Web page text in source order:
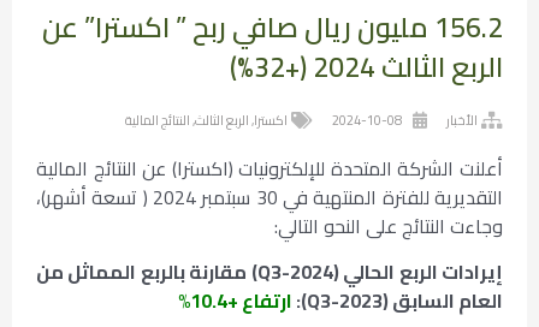
156.2 مليون ريال صافي ربح ” اكسترا” عن
الربع الثالث 2024 (+32%)
الأخبار 2024-10-08 اكسترا,الربع الثالث,النتائج المالية
أعلنت الشركة المتحدة للإلكترونيات (اكسترا) عن النتائج المالية
التقديرية للفترة المنتهية في 30 سبتمبر 2024 ( تسعة أشهر)،
وجاءت النتائج على النحو التالي:
إيرادات الربع الحالي (Q3-2024) مقارنة بالربع المماثل من
العام السابق (Q3-2023
):ارتفاع +10.4%